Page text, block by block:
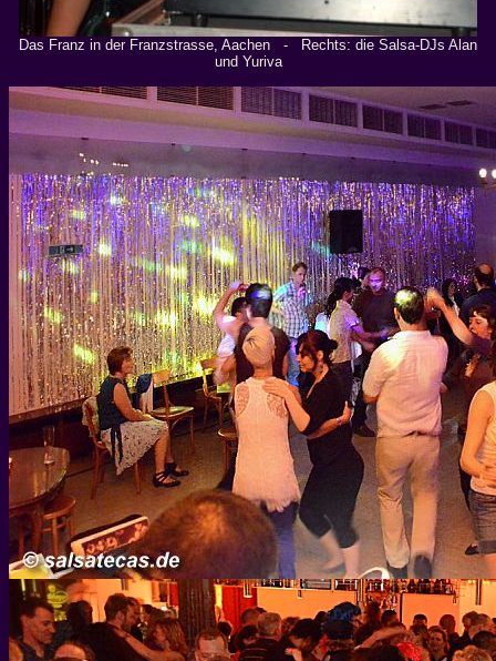
Das Franz in der Franzstrasse, Aachen - Rechts: die Salsa-DJs Alan
und Yuriva